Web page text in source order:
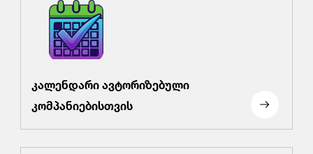
კალენდარი ავტორიზებული
კომპანიებისთვის